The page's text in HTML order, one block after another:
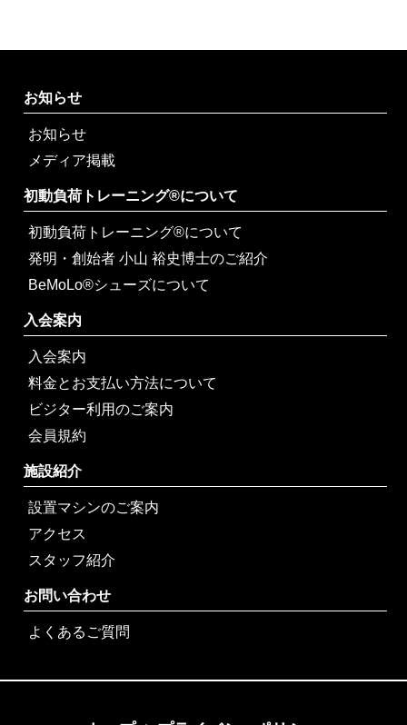
お知らせ
お知らせ
メディア掲載
初動負荷トレーニング®について
初動負荷トレーニング®について
発明・創始者 小山 裕史博士のご紹介
BeMoLo®シューズについて
入会案内
入会案内
料金とお支払い方法について
ビジター利用のご案内
会員規約
施設紹介
設置マシンのご案内
アクセス
スタッフ紹介
お問い合わせ
よくあるご質問